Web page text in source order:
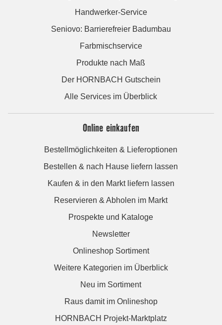
Handwerker-Service
Seniovo: Barrierefreier Badumbau
Farbmischservice
Produkte nach Maß
Der HORNBACH Gutschein
Alle Services im Überblick
Online einkaufen
Bestellmöglichkeiten & Lieferoptionen
Bestellen & nach Hause liefern lassen
Kaufen & in den Markt liefern lassen
Reservieren & Abholen im Markt
Prospekte und Kataloge
Newsletter
Onlineshop Sortiment
Weitere Kategorien im Überblick
Neu im Sortiment
Raus damit im Onlineshop
HORNBACH Projekt-Marktplatz